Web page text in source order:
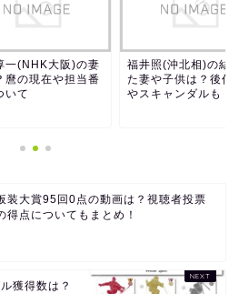
一(NHK大阪)の妻
麿の現在や担当番
いて
福井照(沖北相)の結
た妻や子供は？後任
やスキャンダルも！
装大賞95回0点の動画は？視聴者投票
得点についてもまとめ！
獲得数は？